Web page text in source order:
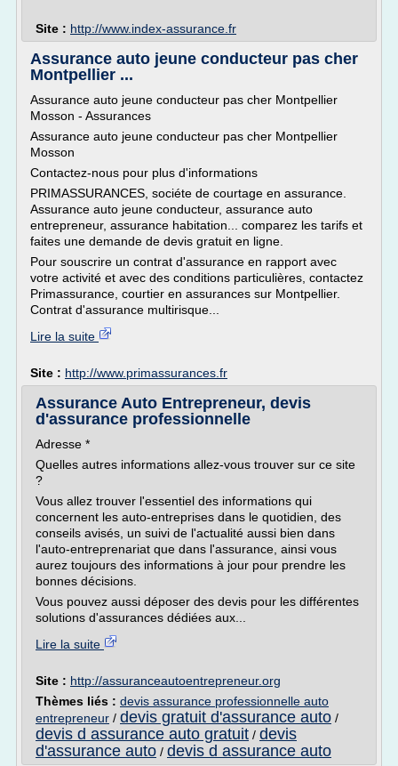
Site : http://www.index-assurance.fr
Assurance auto jeune conducteur pas cher
Montpellier ...
Assurance auto jeune conducteur pas cher Montpellier
Mosson - Assurances
Assurance auto jeune conducteur pas cher Montpellier
Mosson
Contactez-nous pour plus d'informations
PRIMASSURANCES, sociéte de courtage en assurance.
Assurance auto jeune conducteur, assurance auto
entrepreneur, assurance habitation... comparez les tarifs et
faites une demande de devis gratuit en ligne.
Pour souscrire un contrat d'assurance en rapport avec
votre activité et avec des conditions particulières, contactez
Primassurance, courtier en assurances sur Montpellier.
Contrat d'assurance multirisque...
Lire la suite
Site : http://www.primassurances.fr
Assurance Auto Entrepreneur, devis
d'assurance professionnelle
Adresse *
Quelles autres informations allez-vous trouver sur ce site
?
Vous allez trouver l'essentiel des informations qui
concernent les auto-entreprises dans le quotidien, des
conseils avisés, un suivi de l'actualité aussi bien dans
l'auto-entreprenariat que dans l'assurance, ainsi vous
aurez toujours des informations à jour pour prendre les
bonnes décisions.
Vous pouvez aussi déposer des devis pour les différentes
solutions d'assurances dédiées aux...
Lire la suite
Site : http://assuranceautoentrepreneur.org
Thèmes liés : devis assurance professionnelle auto
entrepreneur / devis gratuit d'assurance auto /
devis d assurance auto gratuit / devis
d'assurance auto / devis d assurance auto